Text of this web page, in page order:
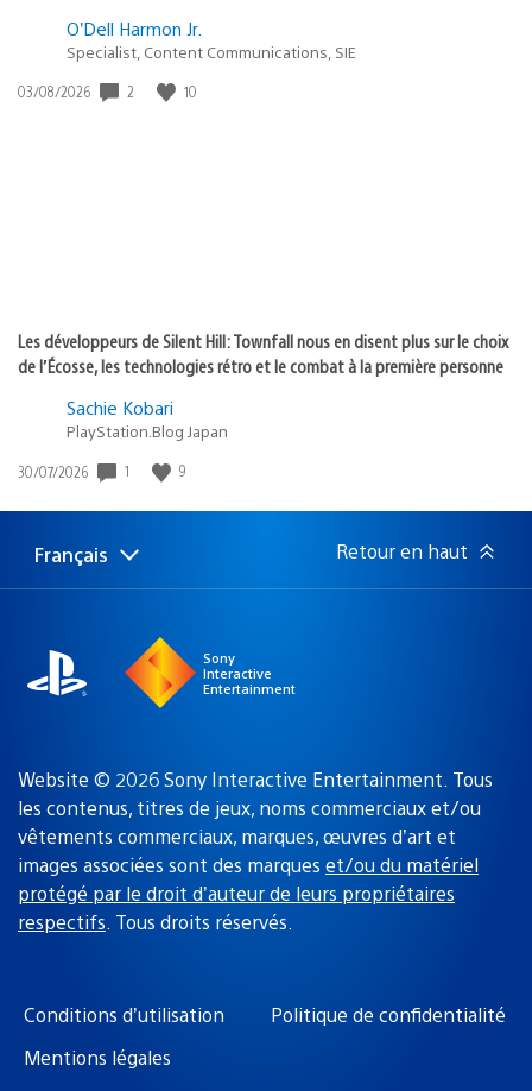
O’Dell Harmon Jr.
Specialist, Content Communications, SIE
Date
03/08/2026 2 10
Les développeurs de Silent Hill: Townfall nous en disent plus sur le choix
de l’Écosse, les technologies rétro et le combat à la première personne
Sachie Kobari
PlayStation.Blog Japan
Date
publication
30/07/2026 1 9
Choisir
Région
Français Retour en haut
Sony
Interactive
Entertainment
Website © 2026 Sony Interactive Entertainment. Tous
les contenus, titres de jeux, noms commerciaux et/ou
vêtements commerciaux, marques, œuvres d’art et
images associées sont des marques et/ou du matériel
protégé par le droit d’auteur de leurs propriétaires
respectifs. Tous droits réservés.
Conditions d’utilisation
Politique de confidentialité
Mentions légales